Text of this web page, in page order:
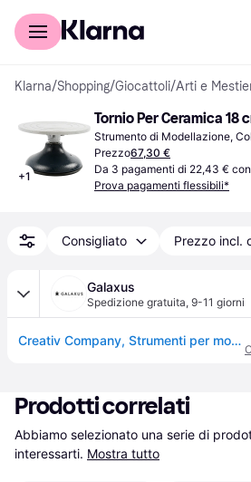
Per il tuo shopping
Klarna/Shopping/Giocattoli/Arti e
+1
Tornio Per Ceramica 18
Strumento di Modellazione,
Prezzo67,30 €
Da 3 pagamenti di 22,43 € con
Prova pagamenti flessibili*
Consigliato Prezzo incl.
Galaxus
Spedizione gratuita, 9-11 giorni
Creativ Company, Strumenti per modellare, Tornio per ceramica 18 cm (10300)
Prodotti correlati
Abbiamo selezionato una serie di
interessarti. Mostra tutto